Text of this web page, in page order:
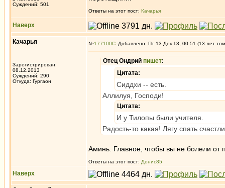
Суждений: 501
Ответы на этот пост: Качарья
Наверх
Качарья
Зарегистрирован:
08.12.2013
Суждений: 290
Откуда: Гургаон
№177100 Добавлено: Пт 13 Дек 13, 00:51 (13 лет
Отец Ондрий пишет:
Цитата:
Сиддхи -- есть.
Аллилуя, Господи!
Цитата:
И у Тилопы были учителя.
Радость-то какая! Лягу спать
Аминь. Главное, чтобы вы не болели от
Ответы на этот пост: Денис85
Наверх